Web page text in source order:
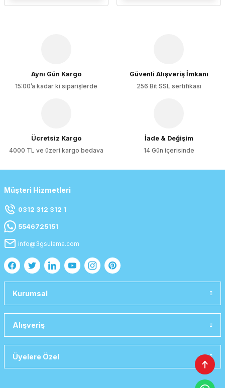
Aynı Gün Kargo
15:00’a kadar ki siparişlerde
Güvenli Alışveriş İmkanı
256 Bit SSL sertifikası
Ücretsiz Kargo
4000 TL ve üzeri kargo bedava
İade & Değişim
14 Gün içerisinde
Müşteri Hizmetleri
0312 312 312 1
5546725151
info@3gsulama.com
Kurumsal
Alışveriş
Üyelere Özel